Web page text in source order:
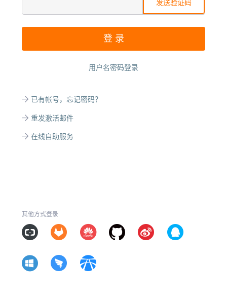
发送验证码
用户名密码登录
已有帐号，忘记密码？
重发激活邮件
在线自助服务
其他方式登录